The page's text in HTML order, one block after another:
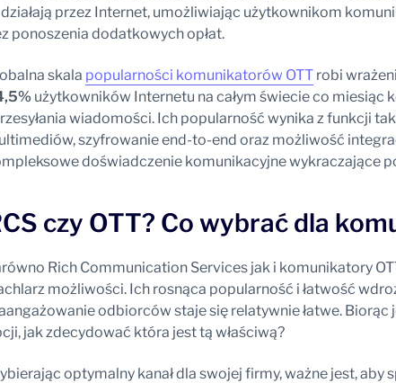
przez Internet, umożliwiając użytkownikom
ponoszenia dodatkowych opłat.
skala popularności komunikatorów OTTrobi
użytkowników Internetu na całym świecie co miesiąc
wiadomości. Ich popularność wynika z funkcji
szyfrowanie end-to-end oraz możliwość
doświadczenie komunikacyjne wykraczające
czy OTT? Co wybrać dla
Rich Communication Services jak i komunikatory
możliwości. Ich rosnąca popularność i łatwość
odbiorców staje się relatywnie łatwe.
jak zdecydować która jest tą właściwą?
optymalny kanał dla swojej firmy, ważne jest,